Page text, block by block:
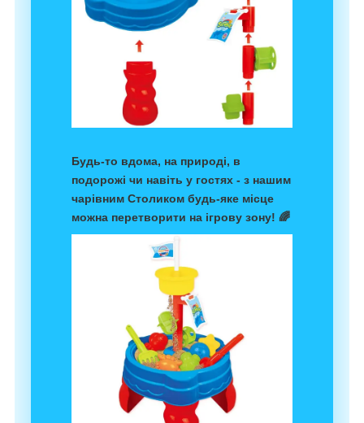
Будь-то вдома, на природі, в
подорожі чи навіть у гостях - з нашим
чарівним Столиком будь-яке місце
можна перетворити на ігрову зону! 🌈